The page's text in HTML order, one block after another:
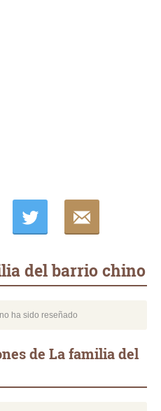
del barrio chino
ha sido reseñado
de La familia del